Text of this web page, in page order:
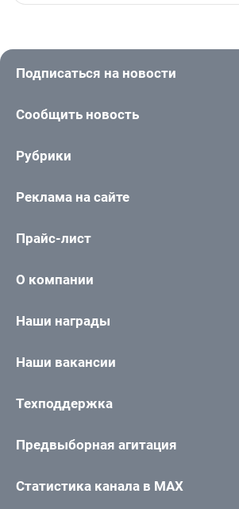
Подписаться на новости
Сообщить новость
Рубрики
Реклама на сайте
Прайс-лист
О компании
Наши награды
Наши вакансии
Техподдержка
Предвыборная агитация
Статистика канала в MAX